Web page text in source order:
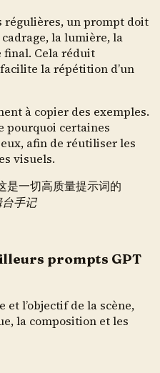
régulières, un prompt doit
la lumière, la
final. Cela réduit
la répétition d’un
à copier des exemples.
pourquoi certaines
afin de réutiliser les
visuels.
是一切高质量提示词的
手记
prompts GPT
et l’objectif de la scène,
la composition et les